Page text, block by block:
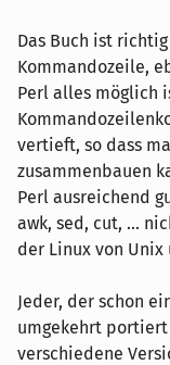
Das Buch ist
Kommandozeile,
Perl alles möglich
vertieft, so dass
zusammenbauen
Perl ausreichend
awk, sed, cut, ...
der Linux von
Jeder, der schon
umgekehrt portiert
verschiedene